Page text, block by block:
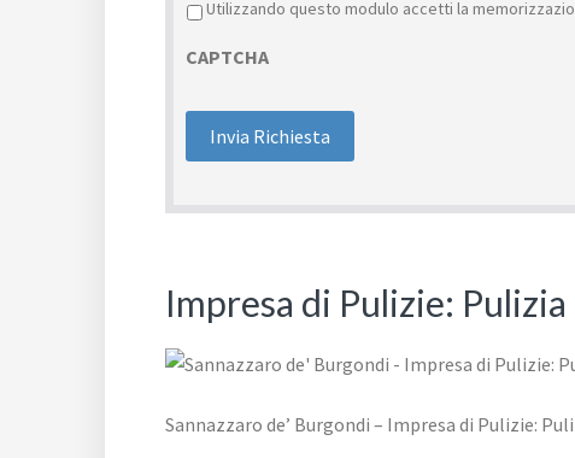
Privacy *
Utilizzando questo modulo accetti la
CAPTCHA
Impresa di Pulizie:
Sannazzaro de’ Burgondi – Impresa di Pulizie: